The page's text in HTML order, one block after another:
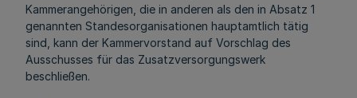
Kammerangehörigen, die in anderen als den in Absatz 1
genannten Standesorganisationen hauptamtlich tätig
sind, kann der Kammervorstand auf Vorschlag des
Ausschusses für das Zusatzversorgungswerk
beschließen.